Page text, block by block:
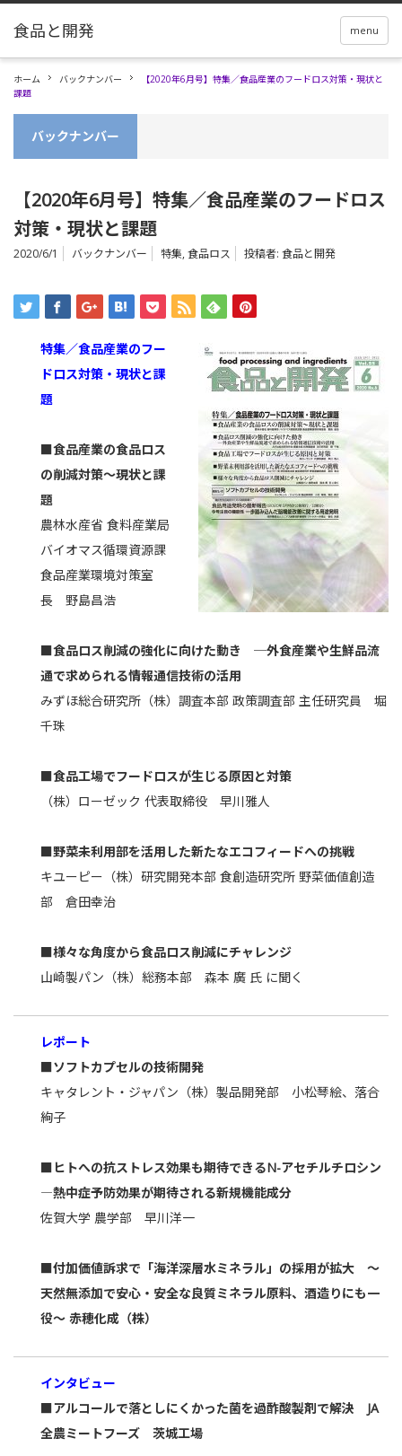
menu
ホーム バックナンバー
【2020年6月号】特集／食品産業のフードロス対策・現状と
課題
バックナンバー
【2020年6月号】特集／食品産業のフードロス
対策・現状と課題
2020/6/1 バックナンバー 特集, 食品ロス 投稿者: 食品と開発
特集／食品産業のフー
ドロス対策・現状と課
題
■食品産業の食品ロス
の削減対策～現状と課
題
農林水産省 食料産業局
バイオマス循環資源課
食品産業環境対策室
長 野島昌浩
■食品ロス削減の強化に向けた動き ─外食産業や生鮮品流
通で求められる情報通信技術の活用
みずほ総合研究所（株）調査本部 政策調査部 主任研究員 堀
千珠
■食品工場でフードロスが生じる原因と対策
（株）ローゼック 代表取締役 早川雅人
■野菜未利用部を活用した新たなエコフィードへの挑戦
キユーピー（株）研究開発本部 食創造研究所 野菜価値創造
部 倉田幸治
■様々な角度から食品ロス削減にチャレンジ
山崎製パン（株）総務本部 森本 廣 氏 に聞く
レポート
■ソフトカプセルの技術開発
キャタレント・ジャパン（株）製品開発部 小松琴絵、落合
絢子
■ヒトへの抗ストレス効果も期待できるN-アセチルチロシン
―熱中症予防効果が期待される新規機能成分
佐賀大学 農学部 早川洋一
■付加価値訴求で「海洋深層水ミネラル」の採用が拡大 ～
天然無添加で安心・安全な良質ミネラル原料、酒造りにも一
役～ 赤穂化成（株）
インタビュー
■アルコールで落としにくかった菌を過酢酸製剤で解決 JA
全農ミートフーズ 茨城工場